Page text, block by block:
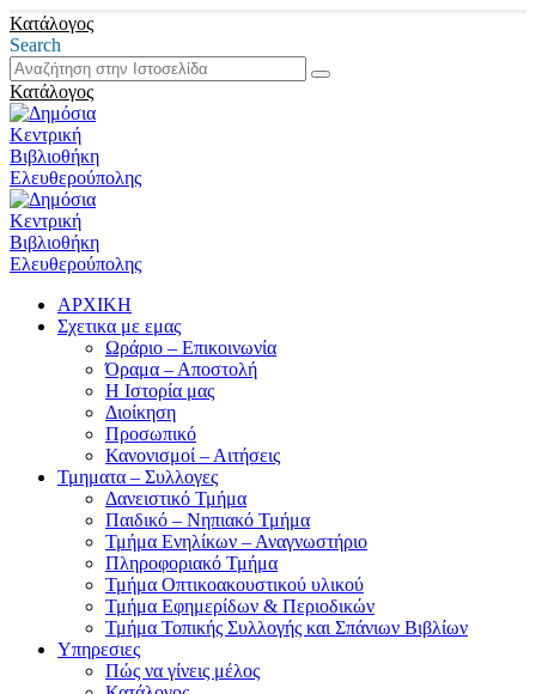
Κατάλογος
Search
Κατάλογος
ΑΡΧΙΚΗ
Σχετικα με εμας
Ωράριο – Επικοινωνία
Όραμα – Αποστολή
Η Ιστορία μας
Διοίκηση
Προσωπικό
Κανονισμοί – Αιτήσεις
Τμηματα – Συλλογες
Δανειστικό Τμήμα
Παιδικό – Νηπιακό Τμήμα
Τμήμα Ενηλίκων – Αναγνωστήριο
Πληροφοριακό Τμήμα
Τμήμα Οπτικοακουστικού υλικού
Τμήμα Εφημερίδων & Περιοδικών
Τμήμα Τοπικής Συλλογής και Σπάνιων Βιβλίων
Υπηρεσιες
Πώς να γίνεις μέλος